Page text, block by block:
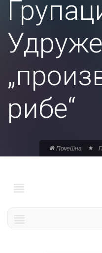
рибе“
Почетна